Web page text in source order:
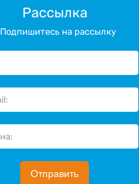
Рассылка
Подпишитесь на рассылку
Отправить